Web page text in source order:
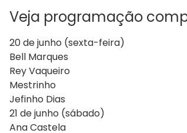
Veja programação
20 de junho (sexta-feira)
Bell Marques
Rey Vaqueiro
Mestrinho
Jefinho Dias
21 de junho (sábado)
Ana Castela